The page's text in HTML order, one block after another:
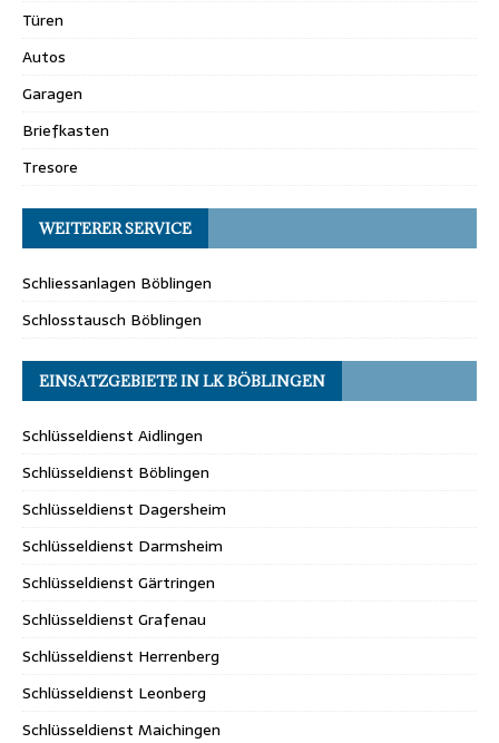
Türen
Autos
Garagen
Briefkasten
Tresore
WEITERER SERVICE
Schliessanlagen Böblingen
Schlosstausch Böblingen
EINSATZGEBIETE IN LK BÖBLINGEN
Schlüsseldienst Aidlingen
Schlüsseldienst Böblingen
Schlüsseldienst Dagersheim
Schlüsseldienst Darmsheim
Schlüsseldienst Gärtringen
Schlüsseldienst Grafenau
Schlüsseldienst Herrenberg
Schlüsseldienst Leonberg
Schlüsseldienst Maichingen